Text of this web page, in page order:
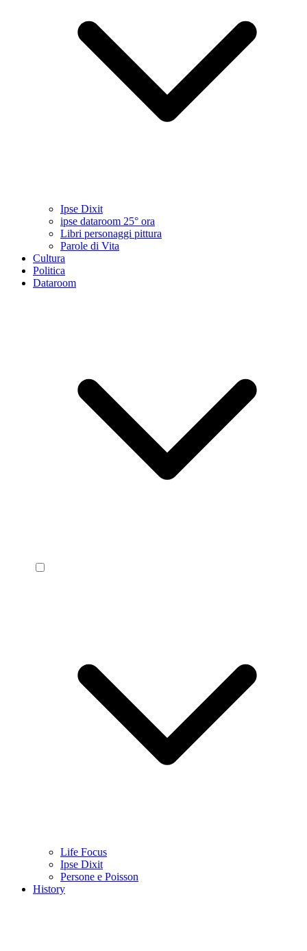
Ipse Dixit
ipse dataroom 25° ora
Libri personaggi pittura
Parole di Vita
Cultura
Politica
Dataroom
Life Focus
Ipse Dixit
Persone e Poisson
History